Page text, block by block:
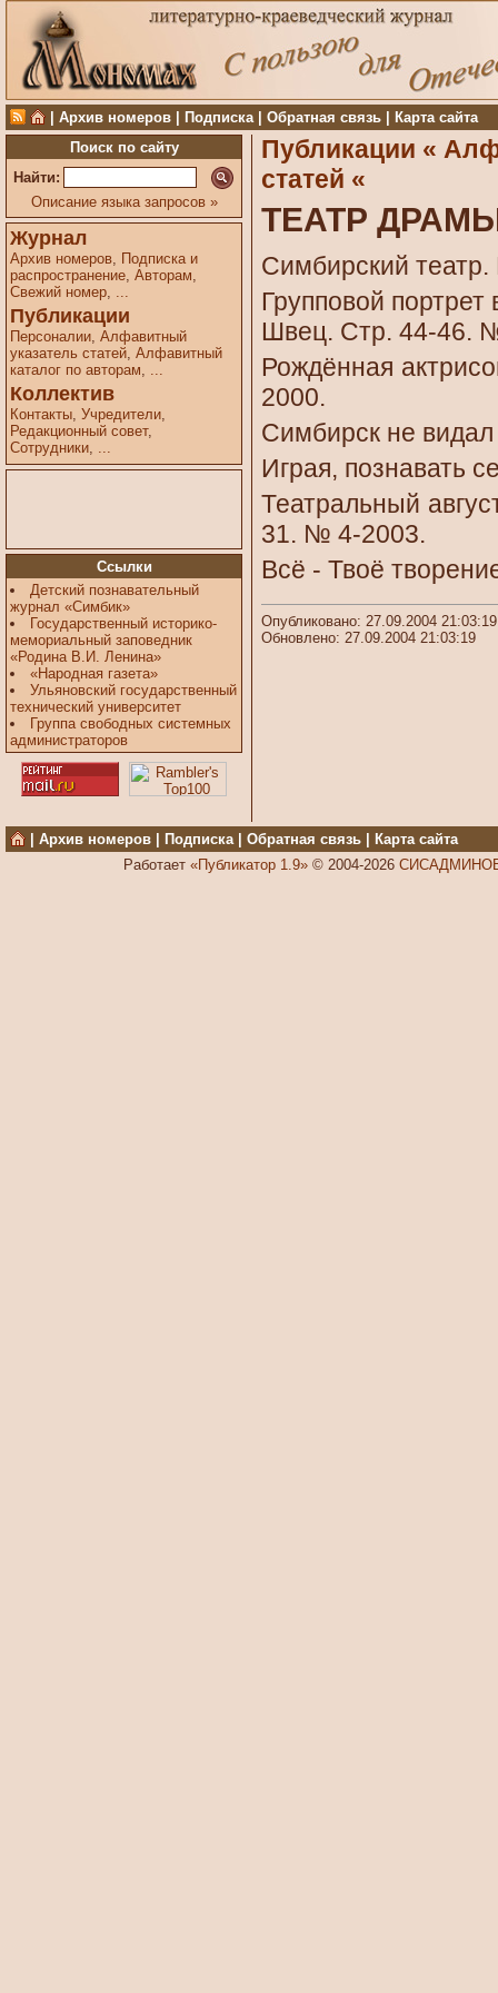
Архив номеров Подписка| Обратная связь
Карта сайта
Поиск по сайту
Найти:
Описание языка запросов »
Журнал
Архив номеров, Подписка и
распространение, Авторам,
Свежий номер, ...
Публикации
Персоналии, Алфавитный
указатель статей, Алфавитный
каталог по авторам, ...
Коллектив
Контакты, Учредители,
Редакционный совет,
Сотрудники, ...
Ссылки
Детский познавательный
журнал «Симбик»
Государственный историко-
мемориальный заповедник
«Родина В.И. Ленина»
«Народная газета»
Ульяновский государственный
технический университет
Группа свободных системных
администраторов
Публикации «
статей «
ТЕАТР
Симбирский
Групповой
Швец. Стр. 44-46.
Рождённая
2000.
Симбирск не
Играя, познавать
Театральный
31. № 4-2003.
Всё - Твоё
Опубликовано: 27.09.2004 21:03:19
Обновлено: 27.09.2004 21:03:19
Архив номеров Подписка| Обратная связь
Карта сайта
Работает «Публикатор 1.9»© 2004-2026